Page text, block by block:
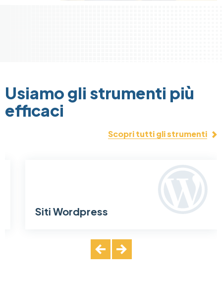
Usiamo gli strumenti più
efficaci
Scopri tutti gli strumenti
Siti Wordpress
SVG